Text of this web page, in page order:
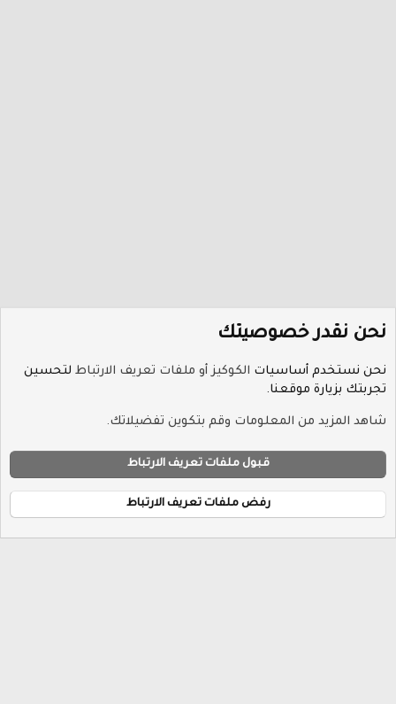
سياسة الخصوصية
الرئيسية
S
®
نحن نقدر خصوصيتك
نحن نستخدم أساسيات الكوكيز أو ملفات تعريف الارتباط لتحسين
تجربتك بزيارة موقعنا.
شاهد المزيد من المعلومات وقم بتكوين تفضيلاتك.
قبول ملفات تعريف الارتباط
رفض ملفات تعريف الارتباط